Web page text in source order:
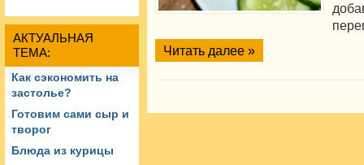
АКТУАЛЬНАЯ
ТЕМА:
Как сэкономить на
застолье?
Готовим сами сыр и
творог
Блюда из курицы
Читать далее »